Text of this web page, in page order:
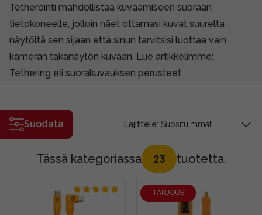
Tetheröinti mahdollistaa kuvaamiseen suoraan
tietokoneelle, jolloin näet ottamasi kuvat suurelta
näytöltä sen sijaan että sinun tarvitsisi luottaa vain
kameran takanäytön kuvaan. Lue artikkelimme:
Tethering eli suorakuvauksen perusteet
Suodata Lajittele:
Tässä kategoriassa 23 tuotetta.
TARJOUS